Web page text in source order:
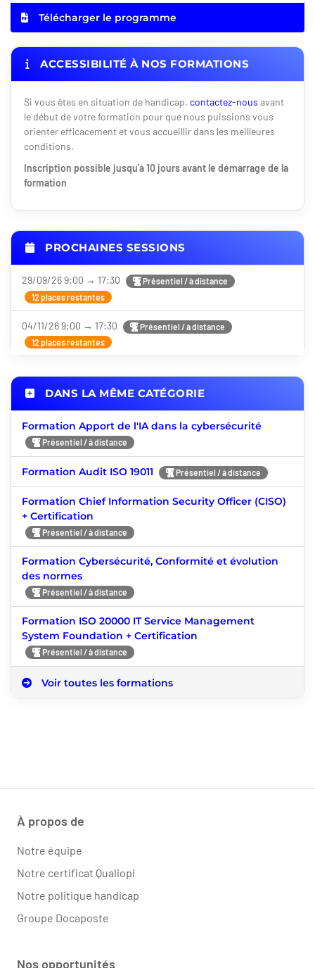
Télécharger le programme
ACCESSIBILITÉ À NOS FORMATIONS
Si vous êtes en situation de handicap, contactez-nous avant
le début de votre formation pour que nous puissions vous
orienter efficacement et vous accueillir dans les meilleures
conditions.
Inscription possible jusqu'à 10 jours avant le démarrage de la
formation
PROCHAINES SESSIONS
29/09/26 9:00 → 17:30
Présentiel / à distance
12 places restantes
04/11/26 9:00 → 17:30
Présentiel / à distance
12 places restantes
DANS LA MÊME CATÉGORIE
Formation Apport de l'IA dans la cybersécurité
Présentiel / à distance
Formation Audit ISO 19011 Présentiel / à distance
Formation Chief Information Security Officer (CISO)
+ Certification
Présentiel / à distance
Formation Cybersécurité, Conformité et évolution
des normes
Présentiel / à distance
Formation ISO 20000 IT Service Management
System Foundation + Certification
Présentiel / à distance
Voir toutes les formations
À propos de
Notre équipe
Notre certificat Qualiopi
Notre politique handicap
Groupe Docaposte
Nos opportunités